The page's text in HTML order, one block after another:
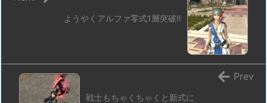
ようやくアルファ零式1層突破!!
戦士もちゃくちゃくと新式に
Prev